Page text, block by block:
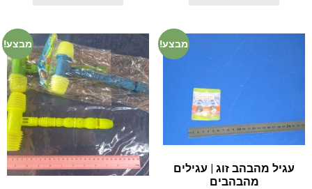
מבצע!
עגיל מהבהב זוג | עגילים
מהבהבים
מבצע!